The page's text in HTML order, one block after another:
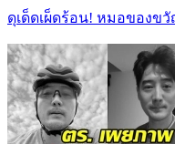
ดุเด็ดเผ็ดร้อน! หมอของข